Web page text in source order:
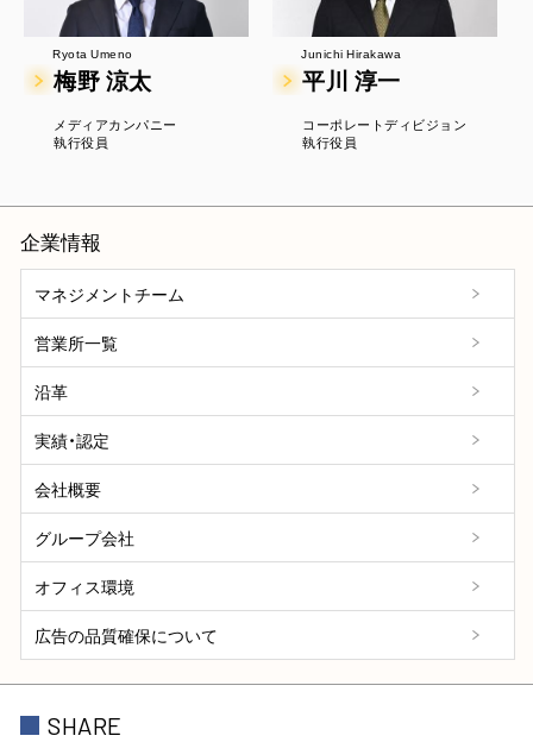
Ryota Umeno
梅野 涼太
メディアカンパニー
執行役員
Junichi Hirakawa
平川 淳一
コーポレートディビジョン
執行役員
企業情報
マネジメントチーム
営業所一覧
沿革
実績・認定
会社概要
グループ会社
オフィス環境
広告の品質確保について
SHARE